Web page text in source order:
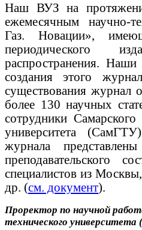
Наш ВУЗ на
ежемесячным научно-
Газ. Новации»,
периодического
распространения.
создания этого
существования журнал
более 130 научных
сотрудники Самарского
университета
журнала
преподавательского
специалистов из
др. (см. документ).
Проректор по научной
технического